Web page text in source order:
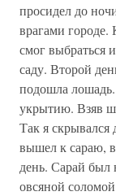
просидел до
врагами городе.
смог выбраться
саду. Второй
подошла
укрытию. Взяв
Так я
вышел к сараю,
день. Сарай
овсяной